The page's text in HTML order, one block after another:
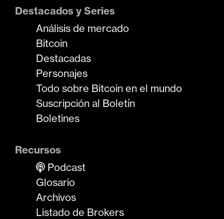
Destacados y Series
Análisis de mercado
Bitcoin
Destacadas
Personajes
Todo sobre Bitcoin en el mundo
Suscripción al Boletín
Boletines
Recursos
Podcast
Glosario
Archivos
Listado de Brokers